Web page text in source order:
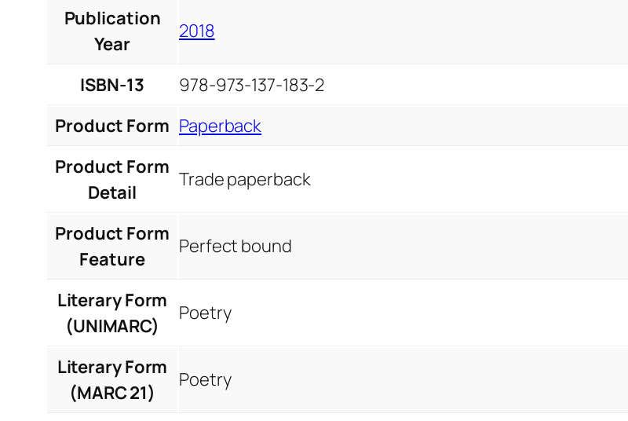
Publication
Year
2018
ISBN-13
978-973-137-183-2
Product Form Paperback
Product Form
Detail
Trade paperback
Product Form
Feature
Perfect bound
Literary Form
(UNIMARC)
Poetry
Literary Form
(MARC 21)
Poetry